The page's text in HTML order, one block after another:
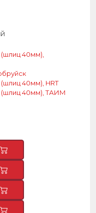
40мм),
40мм), HRT
(шлиц 40мм), ТАИМ